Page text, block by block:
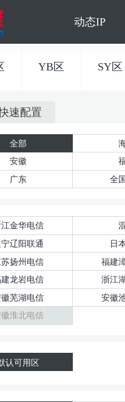
动态IP
YB区 SY区
速配置
全部
安徽
广东
全
金华电信
辽阳联通
日
扬州电信
福建
龙岩电信
浙江
芜湖电信
安徽
淮北电信
认可用区